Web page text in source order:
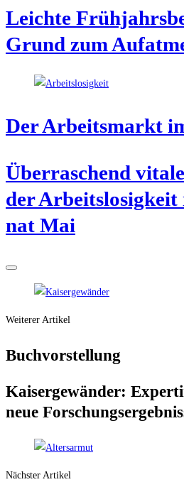
Leich­te
Grund zum
Der Arbeits­markt
Über­ra­schend
der
nat Mai
Weiterer Artikel
Buch­vor­stel­lung
Kai­ser­ge­wän­der:
neue
Nächster Artikel